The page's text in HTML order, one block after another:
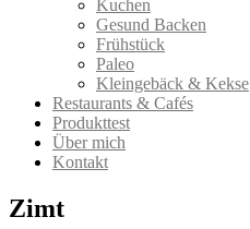
Kuchen
Gesund Backen
Frühstück
Paleo
Kleingebäck & Kekse
Restaurants & Cafés
Produkttest
Über mich
Kontakt
Zimt